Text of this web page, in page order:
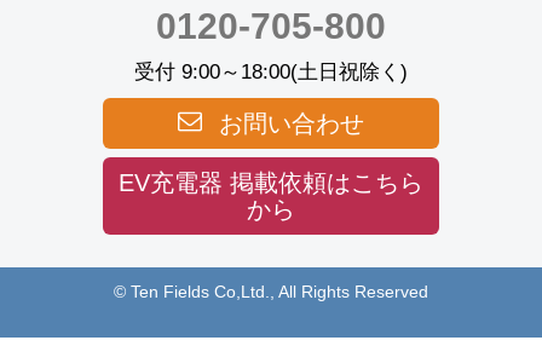
0120-705-800
受付 9:00～18:00(土日祝除く)
お問い合わせ
EV充電器 掲載依頼はこちら
から
© Ten Fields Co,Ltd., All Rights Reserved